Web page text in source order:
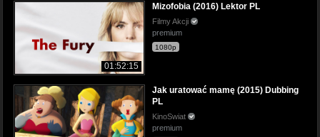
01:52:15
Mizofobia (2016) Lektor PL
Filmy Akcji
premium
1080p
Jak uratować mamę (2015) Dubbing
PL
KinoSwiat
premium